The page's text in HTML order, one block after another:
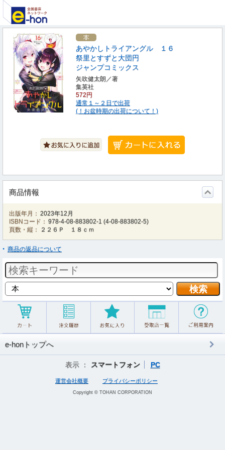
あやかしトライアングル １６
祭里とすずと大団円
ジャンプコミックス
矢吹健太朗／著
集英社
572円
通常１～２日で出荷
(！お盆時期の出荷について！)
商品情報
出版年月： 2023年12月
ISBNコード： 978-4-08-883802-1 (4-08-883802-5)
頁数・縦：
２２６Ｐ １８ｃｍ
商品の返品について
e-honトップへ
表示 ： スマートフォン PC
運営会社概要 プライバシーポリシー
Copyright © TOHAN CORPORATION